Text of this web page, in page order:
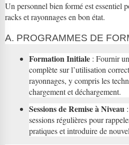
Un personnel bien formé est essentiel
racks et rayonnages en bon état.
A. PROGRAMMES DE
Formation Initiale : Fournir
complète sur l’utilisation
rayonnages, y compris les
chargement et déchargement.
Sessions de Remise à Niveau
sessions régulières pour
pratiques et introduire de